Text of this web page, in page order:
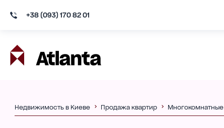
+38 (093) 170 82 01
Недвижимость в Киеве Продажа квартир Многокомнатные